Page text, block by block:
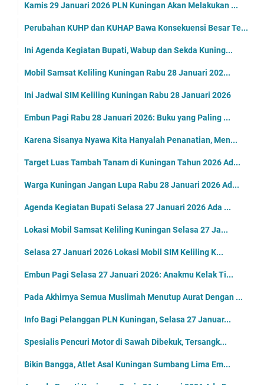
Kamis 29 Januari 2026 PLN Kuningan Akan Melakukan ...
Perubahan KUHP dan KUHAP Bawa Konsekuensi Besar Te...
Ini Agenda Kegiatan Bupati, Wabup dan Sekda Kuning...
Mobil Samsat Keliling Kuningan Rabu 28 Januari 202...
Ini Jadwal SIM Keliling Kuningan Rabu 28 Januari 2026
Embun Pagi Rabu 28 Januari 2026: Buku yang Paling ...
Karena Sisanya Nyawa Kita Hanyalah Penanatian, Men...
Target Luas Tambah Tanam di Kuningan Tahun 2026 Ad...
Warga Kuningan Jangan Lupa Rabu 28 Januari 2026 Ad...
Agenda Kegiatan Bupati Selasa 27 Januari 2026 Ada ...
Lokasi Mobil Samsat Keliling Kuningan Selasa 27 Ja...
Selasa 27 Januari 2026 Lokasi Mobil SIM Keliling K...
Embun Pagi Selasa 27 Januari 2026: Anakmu Kelak Ti...
Pada Akhirnya Semua Muslimah Menutup Aurat Dengan ...
Info Bagi Pelanggan PLN Kuningan, Selasa 27 Januar...
Spesialis Pencuri Motor di Sawah Dibekuk, Tersangk...
Bikin Bangga, Atlet Asal Kuningan Sumbang Lima Em...